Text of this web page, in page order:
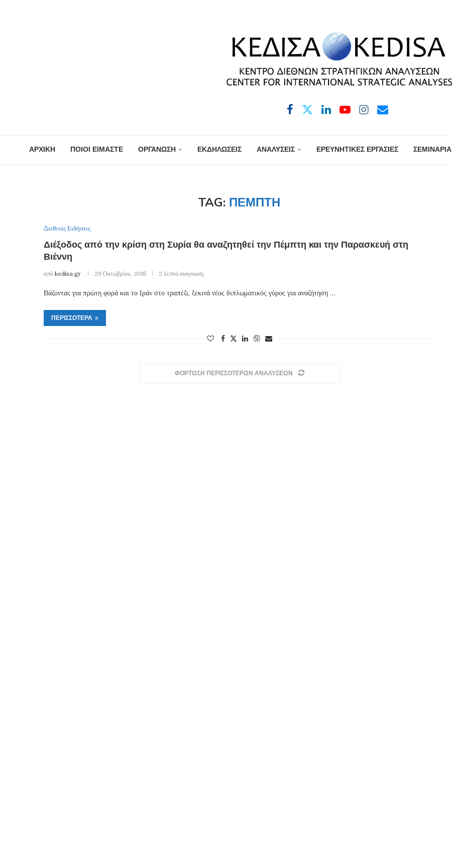
ΑΡΧΙΚΗ ΠΟΙΟΙ ΕΙΜΑΣΤΕ ΟΡΓΑΝΩΣΗ ΕΚΔΗΛΩΣΕΙΣ ΑΝΑΛΥΣΕΙΣ ΕΡΕΥΝΗΤΙΚΕΣ ΕΡΓΑΣΙΕΣ ΣΕΜΙΝΑΡΙΑ
TAG: ΠΈΜΠΤΗ
Διεθνείς Ειδήσεις
Διέξοδος από την κρίση στη Συρία θα αναζητηθεί την Πέμπτη και την Παρασκευή στη
Βιέννη
από kedisa.gr 29 Οκτωβρίου, 2015 2 λεπτά ανάγνωση
Βάζοντας για πρώτη φορά και το Ιράν στο τραπέζι, ξεκινά νέος διπλωματικός γύρος για αναζήτηση …
ΠΕΡΙΣΣΌΤΕΡΑ
ΦΟΡΤΩΣΗ ΠΕΡΙΣΣΟΤΕΡΩΝ ΑΝΑΛΥΣΕΩΝ